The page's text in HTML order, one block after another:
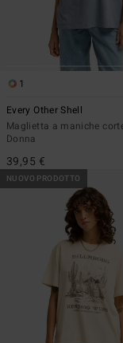
1
Every Other Shell
Maglietta a maniche
Donna
39,95 €
NUOVO PRODOTTO